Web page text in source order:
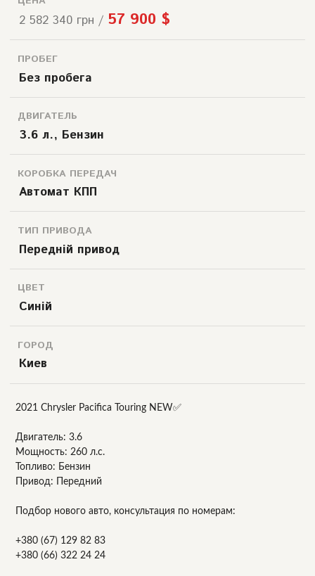
2 582 340 грн / 57 900 $
ПРОБЕГ
Без пробега
ДВИГАТЕЛЬ
3.6 л., Бензин
КОРОБКА ПЕРЕДАЧ
Автомат КПП
ТИП ПРИВОДА
Передній привод
ЦВЕТ
Синій
ГОРОД
Киев
2021 Chrysler Pacifica Touring NEW✅
Двигатель: 3.6
Мощность: 260 л.с.
Топливо: Бензин
Привод: Передний
Подбор нового авто, консультация по номерам:
+380 (67) 129 82 83
+380 (66) 322 24 24